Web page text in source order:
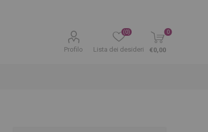
Profilo Lista dei desideri
(0) 0
€0,00